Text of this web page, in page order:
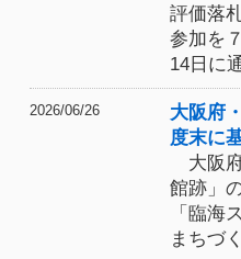
評価落
参加を
14日に
2026/06/26
大阪府
度末に
大阪
館跡」
「臨海
まちづ